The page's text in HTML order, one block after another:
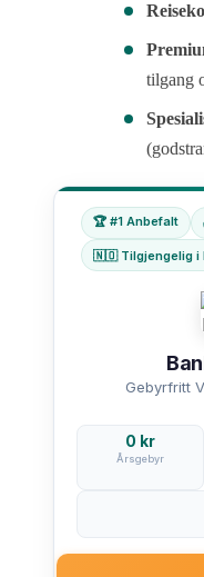
tilgang
🏆 #1 Anbefalt
🇳🇴 Tilgjengelig i
Gebyrfritt
0 kr
Årsgebyr